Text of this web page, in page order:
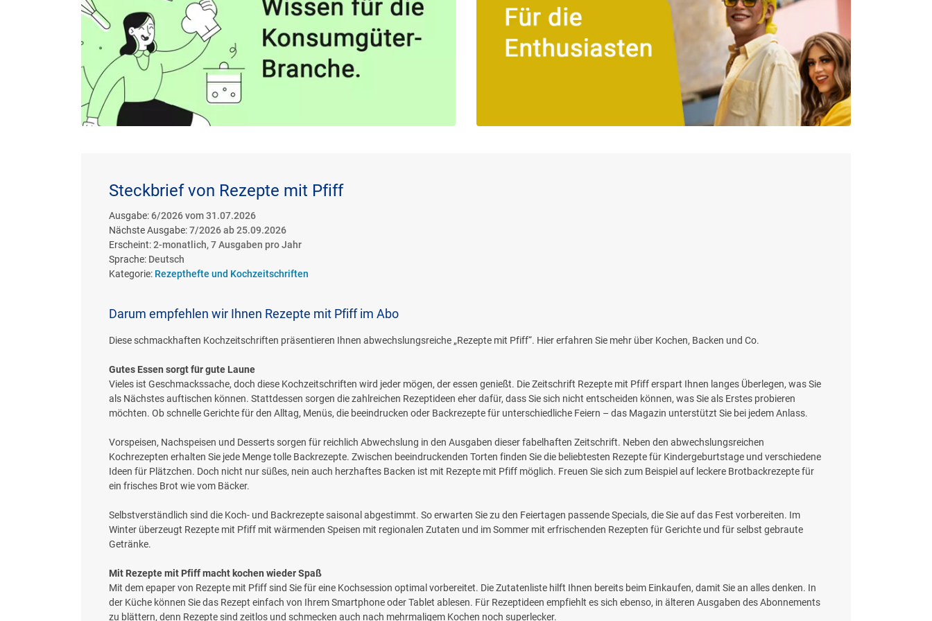
Steckbrief von Rezepte mit Pfiff
Ausgabe:6/2026 vom 31.07.2026
Nächste Ausgabe:7/2026 ab 25.09.2026
Erscheint:2-monatlich, 7 Ausgaben pro Jahr
Sprache: Deutsch
Kategorie: Rezepthefte und Kochzeitschriften
Darum empfehlen wir Ihnen Rezepte mit Pfiff im Abo
Diese schmackhaften Kochzeitschriften präsentieren Ihnen abwechslungsreiche „Rezepte mit Pfiff“. Hier erfahren Sie mehr über Kochen, Backen und Co.
Gutes Essen sorgt für gute Laune
Vieles ist Geschmackssache, doch diese Kochzeitschriften wird jeder mögen, der essen genießt. Die Zeitschrift Rezepte mit Pfiff erspart Ihnen langes Überlegen, was Sie
als Nächstes auftischen können. Stattdessen sorgen die zahlreichen Rezeptideen eher dafür, dass Sie sich nicht entscheiden können, was Sie als Erstes probieren
möchten. Ob schnelle Gerichte für den Alltag, Menüs, die beeindrucken oder Backrezepte für unterschiedliche Feiern – das Magazin unterstützt Sie bei jedem Anlass.
Vorspeisen, Nachspeisen und Desserts sorgen für reichlich Abwechslung in den Ausgaben dieser fabelhaften Zeitschrift. Neben den abwechslungsreichen
Kochrezepten erhalten Sie jede Menge tolle Backrezepte. Zwischen beeindruckenden Torten finden Sie die beliebtesten Rezepte für Kindergeburtstage und verschiedene
Ideen für Plätzchen. Doch nicht nur süßes, nein auch herzhaftes Backen ist mit Rezepte mit Pfiff möglich. Freuen Sie sich zum Beispiel auf leckere Brotbackrezepte für
ein frisches Brot wie vom Bäcker.
Selbstverständlich sind die Koch- und Backrezepte saisonal abgestimmt. So erwarten Sie zu den Feiertagen passende Specials, die Sie auf das Fest vorbereiten. Im
Winter überzeugt Rezepte mit Pfiff mit wärmenden Speisen mit regionalen Zutaten und im Sommer mit erfrischenden Rezepten für Gerichte und für selbst gebraute
Getränke.
Mit Rezepte mit Pfiff macht kochen wieder Spaß
Mit dem epaper von Rezepte mit Pfiff sind Sie für eine Kochsession optimal vorbereitet. Die Zutatenliste hilft Ihnen bereits beim Einkaufen, damit Sie an alles denken. In
der Küche können Sie das Rezept einfach von Ihrem Smartphone oder Tablet ablesen. Für Rezeptideen empfiehlt es sich ebenso, in älteren Ausgaben des Abonnements
zu blättern, denn Rezepte sind zeitlos und schmecken auch nach mehrmaligem Kochen noch superlecker.